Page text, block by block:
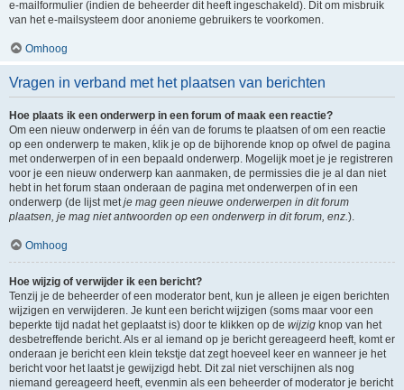
e-mailformulier (indien de beheerder dit heeft ingeschakeld). Dit om misbruik
van het e-mailsysteem door anonieme gebruikers te voorkomen.
Omhoog
Vragen in verband met het plaatsen van berichten
Hoe plaats ik een onderwerp in een forum of maak een reactie?
Om een nieuw onderwerp in één van de forums te plaatsen of om een reactie
op een onderwerp te maken, klik je op de bijhorende knop op ofwel de pagina
met onderwerpen of in een bepaald onderwerp. Mogelijk moet je je registreren
voor je een nieuw onderwerp kan aanmaken, de permissies die je al dan niet
hebt in het forum staan onderaan de pagina met onderwerpen of in een
onderwerp (de lijst metje mag geen nieuwe onderwerpen in dit forum
plaatsen, je mag niet antwoorden op een onderwerp in dit forum, enz.).
Omhoog
Hoe wijzig of verwijder ik een bericht?
Tenzij je de beheerder of een moderator bent, kun je alleen je eigen berichten
wijzigen en verwijderen. Je kunt een bericht wijzigen (soms maar voor een
beperkte tijd nadat het geplaatst is) door te klikken op de wijzig knop van het
desbetreffende bericht. Als er al iemand op je bericht gereageerd heeft, komt er
onderaan je bericht een klein tekstje dat zegt hoeveel keer en wanneer je het
bericht voor het laatst je gewijzigd hebt. Dit zal niet verschijnen als nog
niemand gereageerd heeft, evenmin als een beheerder of moderator je bericht